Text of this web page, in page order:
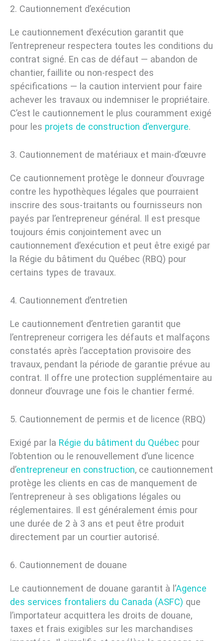
2. Cautionnement d’exécution
Le cautionnement d’exécution garantit que
l’entrepreneur respectera toutes les conditions du
contrat signé. En cas de défaut — abandon de
chantier, faillite ou non-respect des
spécifications — la caution intervient pour faire
achever les travaux ou indemniser le propriétaire.
C’est le cautionnement le plus couramment exigé
pour les projets de construction d’envergure.
3. Cautionnement de matériaux et main-d’œuvre
Ce cautionnement protège le donneur d’ouvrage
contre les hypothèques légales que pourraient
inscrire des sous-traitants ou fournisseurs non
payés par l’entrepreneur général. Il est presque
toujours émis conjointement avec un
cautionnement d’exécution et peut être exigé par
la Régie du bâtiment du Québec (RBQ) pour
certains types de travaux.
4. Cautionnement d’entretien
Le cautionnement d’entretien garantit que
l’entrepreneur corrigera les défauts et malfaçons
constatés après l’acceptation provisoire des
travaux, pendant la période de garantie prévue au
contrat. Il offre une protection supplémentaire au
donneur d’ouvrage une fois le chantier fermé.
5. Cautionnement de permis et de licence (RBQ)
Exigé par la Régie du bâtiment du Québec pour
l’obtention ou le renouvellement d’une licence
d’entrepreneur en construction, ce cautionnement
protège les clients en cas de manquement de
l’entrepreneur à ses obligations légales ou
réglementaires. Il est généralement émis pour
une durée de 2 à 3 ans et peut être produit
directement par un courtier autorisé.
6. Cautionnement de douane
Le cautionnement de douane garantit à l’Agence
des services frontaliers du Canada (ASFC) que
l’importateur acquittera les droits de douane,
taxes et frais exigibles sur les marchandises